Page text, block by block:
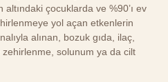
altındaki çocuklarda ve %90’ı ev
yol açan etkenlerin
alınan, bozuk gıda, ilaç,
solunum ya da cilt